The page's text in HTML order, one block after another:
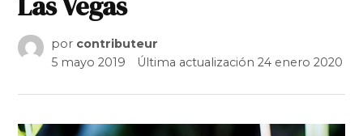
por contributeur
5 mayo 2019
Última actualización24 enero 2020